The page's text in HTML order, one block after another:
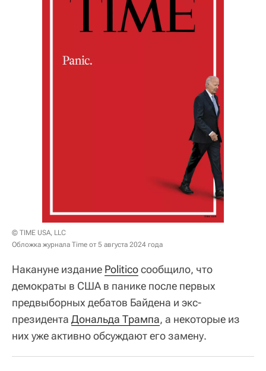
© TIME USA, LLC
Обложка журнала Time от 5 августа 2024 года
Накануне издание Politicoсообщило, что
демократы в США в панике после первых
предвыборных дебатов Байдена и экс-
президента Дональда Трампа, а некоторые из
них уже активно обсуждают его замену.